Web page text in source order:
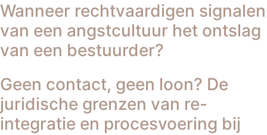
Wanneer rechtvaardigen signalen
van een angstcultuur het ontslag
van een bestuurder?
Geen contact, geen loon? De
juridische grenzen van re-
integratie en procesvoering bij